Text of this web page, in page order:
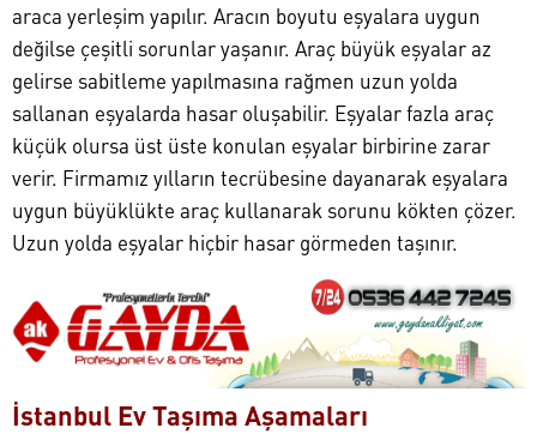
araca yerleşim yapılır. Aracın boyutu eşyalara uygun
değilse çeşitli sorunlar yaşanır. Araç büyük eşyalar az
gelirse sabitleme yapılmasına rağmen uzun yolda
sallanan eşyalarda hasar oluşabilir. Eşyalar fazla araç
küçük olursa üst üste konulan eşyalar birbirine zarar
verir. Firmamız yılların tecrübesine dayanarak eşyalara
uygun büyüklükte araç kullanarak sorunu kökten çözer.
Uzun yolda eşyalar hiçbir hasar görmeden taşınır.
İstanbul Ev Taşıma Aşamaları